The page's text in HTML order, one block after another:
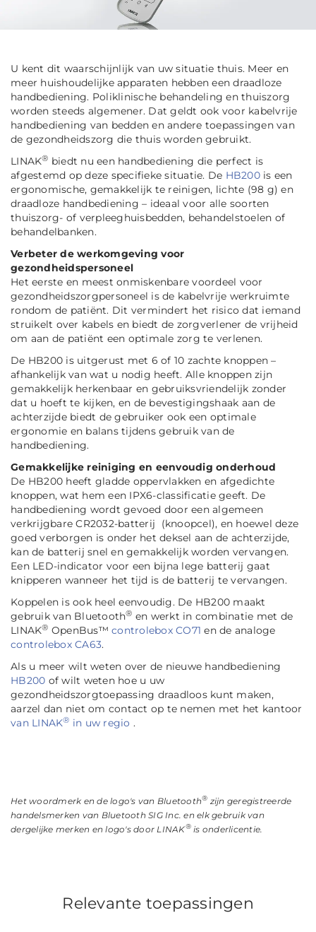
U kent dit waarschijnlijk van uw situatie thuis. Meer en
meer huishoudelijke apparaten hebben een draadloze
handbediening. Poliklinische behandeling en thuiszorg
worden steeds algemener. Dat geldt ook voor kabelvrije
handbediening van bedden en andere toepassingen van
de gezondheidszorg die thuis worden gebruikt.
LINAK® biedt nu een handbediening die perfect is
afgestemd op deze specifieke situatie. De HB200is een
ergonomische, gemakkelijk te reinigen, lichte (98 g) en
draadloze handbediening – ideaal voor alle soorten
thuiszorg- of verpleeghuisbedden, behandelstoelen of
behandelbanken.
Verbeter de werkomgeving voor
gezondheidspersoneel
Het eerste en meest onmiskenbare voordeel voor
gezondheidszorgpersoneel is de kabelvrije werkruimte
rondom de patiënt. Dit vermindert het risico dat iemand
struikelt over kabels en biedt de zorgverlener de vrijheid
om aan de patiënt een optimale zorg te verlenen.
De HB200 is uitgerust met 6 of 10 zachte knoppen –
afhankelijk van wat u nodig heeft. Alle knoppen zijn
gemakkelijk herkenbaar en gebruiksvriendelijk zonder
dat u hoeft te kijken, en de bevestigingshaak aan de
achterzijde biedt de gebruiker ook een optimale
ergonomie en balans tijdens gebruik van de
handbediening.
Gemakkelijke reiniging en eenvoudig onderhoud
De HB200 heeft gladde oppervlakken en afgedichte
knoppen, wat hem een IPX6-classificatie geeft. De
handbediening wordt gevoed door een algemeen
verkrijgbare CR2032-batterij (knoopcel), en hoewel deze
goed verborgen is onder het deksel aan de achterzijde,
kan de batterij snel en gemakkelijk worden vervangen.
Een LED-indicator voor een bijna lege batterij gaat
knipperen wanneer het tijd is de batterij te vervangen.
Koppelen is ook heel eenvoudig. De HB200 maakt
gebruik van Bluetooth® en werkt in combinatie met de
LINAK® OpenBus™ controlebox CO71 en de analoge
controlebox CA63.
Als u meer wilt weten over de nieuwe handbediening
HB200 of wilt weten hoe u uw
gezondheidszorgtoepassing draadloos kunt maken,
aarzel dan niet om contact op te nemen met het kantoor
van LINAK® in uw regio .
Het woordmerk en de logo's van Bluetooth® zijn geregistreerde
handelsmerken van Bluetooth SIG Inc. en elk gebruik van
dergelijke merken en logo's door LINAK®is onderlicentie.
Relevante toepassingen